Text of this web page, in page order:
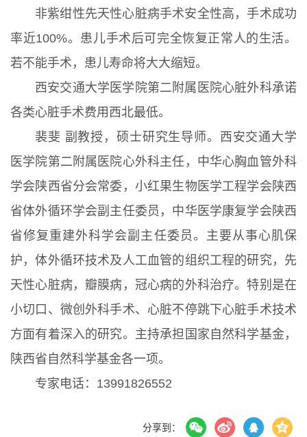
非紫绀性先天性心脏病手术安全性高，手术成功
率近100%。患儿手术后可完全恢复正常人的生活。
若不能手术，患儿寿命将大大缩短。
西安交通大学医学院第二附属医院心脏外科承诺
各类心脏手术费用西北最低。
裴斐 副教授，硕士研究生导师。西安交通大学
医学院第二附属医院心外科主任，中华心胸血管外科
学会陕西省分会常委，小红果生物医学工程学会陕西
省体外循环学会副主任委员，中华医学康复学会陕西
省修复重建外科学会副主任委员。主要从事心肌保
护，体外循环技术及人工血管的组织工程的研究，先
天性心脏病，瓣膜病，冠心病的外科治疗。特别是在
小切口、微创外科手术、心脏不停跳下心脏手术技术
方面有着深入的研究。主持承担国家自然科学基金，
陕西省自然科学基金各一项。
专家电话：13991826552
分享到：